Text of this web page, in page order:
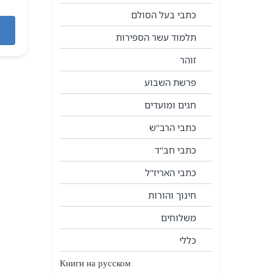
כתבי בעל הסולם
תלמוד עשר הספירות
זוהר
פרשת השבוע
חגים ומועדים
כתבי הרב"ש
כתבי חב"ד
כתבי האריז"ל
חינוך והורות
משלוחים
כללי
Книги на русском